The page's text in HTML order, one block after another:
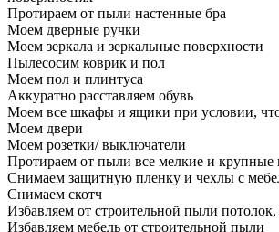
Протираем от пыли настенные бра
Моем дверные ручки
Моем зеркала и зеркальные поверхности
Пылесосим коврик и пол
Моем пол и плинтуса
Аккуратно расставляем обувь
Моем все шкафы и ящики при условии,
Моем двери
Моем розетки/ выключатели
Протираем от пыли все мелкие и крупные
Снимаем защитную пленку и чехлы с
Снимаем скотч
Избавляем от строительной пыли
Избавляем мебель от строительной пыли